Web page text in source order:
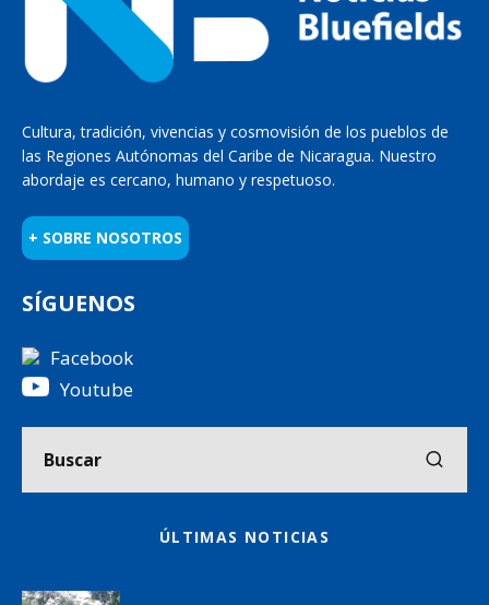
Cultura, tradición, vivencias y cosmovisión de los pueblos de
las Regiones Autónomas del Caribe de Nicaragua. Nuestro
abordaje es cercano, humano y respetuoso.
+ SOBRE NOSOTROS
SÍGUENOS
Facebook
Youtube
ÚLTIMAS NOTICIAS